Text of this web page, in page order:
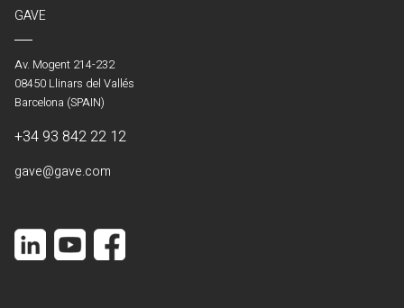
GAVE
Av. Mogent 214-232
08450 Llinars del Vallés
Barcelona (SPAIN)
+34 93 842 22 12
gave@gave.com